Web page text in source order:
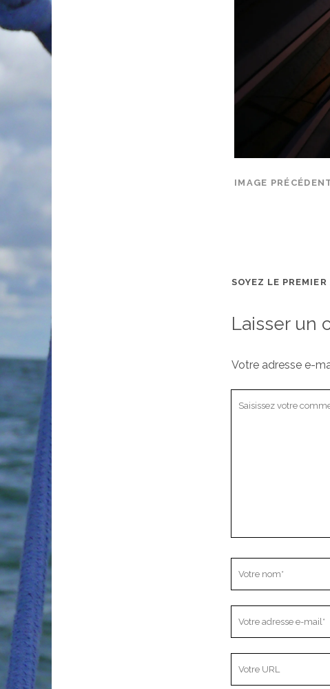
IMAGE
SOYEZ LE
Laisser un
Votre adresse e-
mail